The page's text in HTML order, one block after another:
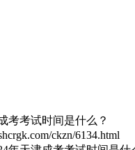
考考试时间是什么？
ckzn/6134.html